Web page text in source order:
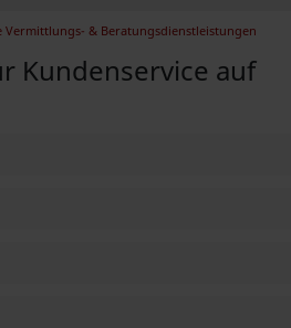
Vermittlungs- & Beratungsdienstleistungen
Kundenservice auf